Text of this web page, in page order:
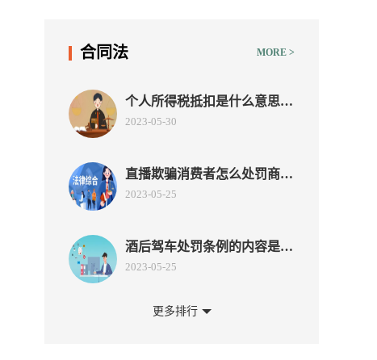
MORE >
合同法
个人所得税抵扣是什么意思？
个人所得税抵扣是每月抵扣
2023-05-30
直播欺骗消费者怎么处罚商
家？商家欺诈销售商品会退一
2023-05-25
酒后驾车处罚条例的内容是什
么？道路交通安全法第九十一
2023-05-25
建筑公司资质施工工程范围是
更多排行